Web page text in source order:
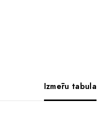
Izmēru tabula